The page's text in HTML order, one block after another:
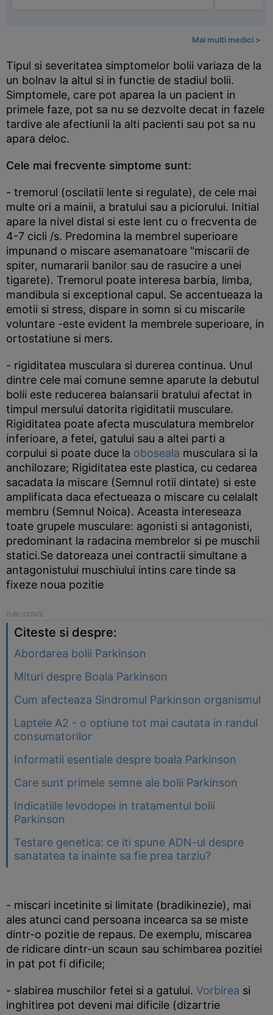
Mai multi medici >
Tipul si severitatea simptomelor bolii variaza de la
un bolnav la altul si in functie de stadiul bolii.
Simptomele, care pot aparea la un pacient in
primele faze, pot sa nu se dezvolte decat in fazele
tardive ale afectiunii la alti pacienti sau pot sa nu
apara deloc.
Cele mai frecvente simptome sunt:
- tremorul (oscilatii lente si regulate), de cele mai
multe ori a mainii, a bratului sau a piciorului. Initial
apare la nivel distal si este lent cu o frecventa de
4-7 cicli /s. Predomina la membrel superioare
impunand o miscare asemanatoare "miscarii de
spiter, numararii banilor sau de rasucire a unei
tigarete). Tremorul poate interesa barbia, limba,
mandibula si exceptional capul. Se accentueaza la
emotii si stress, dispare in somn si cu miscarile
voluntare -este evident la membrele superioare, in
ortostatiune si mers.
- rigiditatea musculara si durerea continua. Unul
dintre cele mai comune semne aparute la debutul
bolii este reducerea balansarii bratului afectat in
timpul mersului datorita rigiditatii musculare.
Rigiditatea poate afecta musculatura membrelor
inferioare, a fetei, gatului sau a altei parti a
corpului si poate duce la oboseala musculara si la
anchilozare; Rigiditatea este plastica, cu cedarea
sacadata la miscare (Semnul rotii dintate) si este
amplificata daca efectueaza o miscare cu celalalt
membru (Semnul Noica). Aceasta intereseaza
toate grupele musculare: agonisti si antagonisti,
predominant la radacina membrelor si pe muschii
statici.Se datoreaza unei contractii simultane a
antagonistului muschiului intins care tinde sa
fixeze noua pozitie
Citeste si despre:
Abordarea bolii Parkinson
Mituri despre Boala Parkinson
Cum afecteaza Sindromul Parkinson organismul
Laptele A2 - o optiune tot mai cautata in randul
consumatorilor
Informatii esentiale despre boala Parkinson
Care sunt primele semne ale bolii Parkinson
Indicatiile levodopei in tratamentul bolii
Parkinson
Testare genetica: ce iti spune ADN-ul despre
sanatatea ta inainte sa fie prea tarziu?
- miscari incetinite si limitate (bradikinezie), mai
ales atunci cand persoana incearca sa se miste
dintr-o pozitie de repaus. De exemplu, miscarea
de ridicare dintr-un scaun sau schimbarea pozitiei
in pat pot fi dificile;
- slabirea muschilor fetei si a gatului. Vorbirea si
inghitirea pot deveni mai dificile (dizartrie